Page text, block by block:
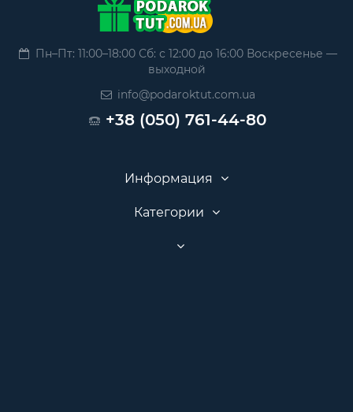
Пн–Пт: 11:00–18:00 Сб: с 12:00 до 16:00 Воскресенье —
выходной
info@podaroktut.com.ua
+38 (050) 761-44-80
Информация
Категории